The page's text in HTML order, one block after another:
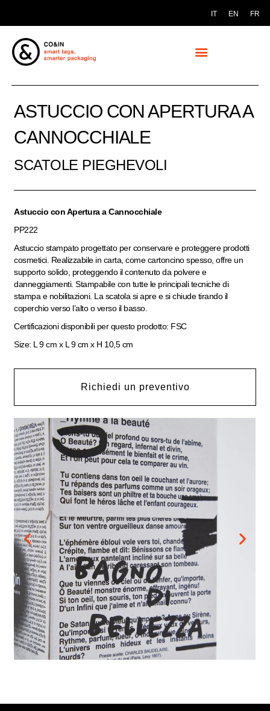
IT EN FR
ASTUCCIO CON APERTURA A
CANNOCCHIALE
SCATOLE PIEGHEVOLI
Astuccio con Apertura a Cannocchiale
PP222
Astuccio stampato progettato per conservare e proteggere prodotti
cosmetici. Realizzabile in carta, come cartoncino spesso, offre un
supporto solido, proteggendo il contenuto da polvere e
danneggiamenti. Stampabile con tutte le principali tecniche di
stampa e nobilitazioni. La scatola si apre e si chiude tirando il
coperchio verso l’alto o verso il basso.
Certificazioni disponibili per questo prodotto: FSC
Size: L 9 cm x L 9 cm x H 10,5 cm
Richiedi un preventivo